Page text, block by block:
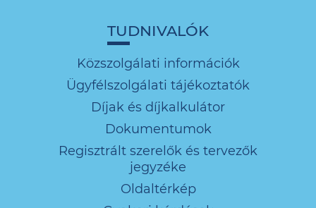
TUDNIVALÓK
Közszolgálati információk
Ügyfélszolgálati tájékoztatók
Díjak és díjkalkulátor
Dokumentumok
Regisztrált szerelők és tervezők
jegyzéke
Oldaltérkép